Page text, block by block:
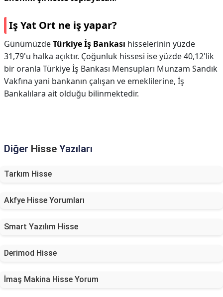
Iş Yat Ort ne iş yapar?
GünümüzdeTürkiye İş Bankası hisselerinin yüzde
31,79'u halka açıktır. Çoğunluk hissesi ise yüzde 40,12'lik
bir oranla Türkiye İş Bankası Mensupları Munzam Sandık
Vakfına yani bankanın çalışan ve emeklilerine, İş
Bankalılara ait olduğu bilinmektedir.
Diğer Hisse Yazıları
Tarkım Hisse
Akfye Hisse Yorumları
Smart Yazılım Hisse
Derimod Hisse
İmaş Makina Hisse Yorum